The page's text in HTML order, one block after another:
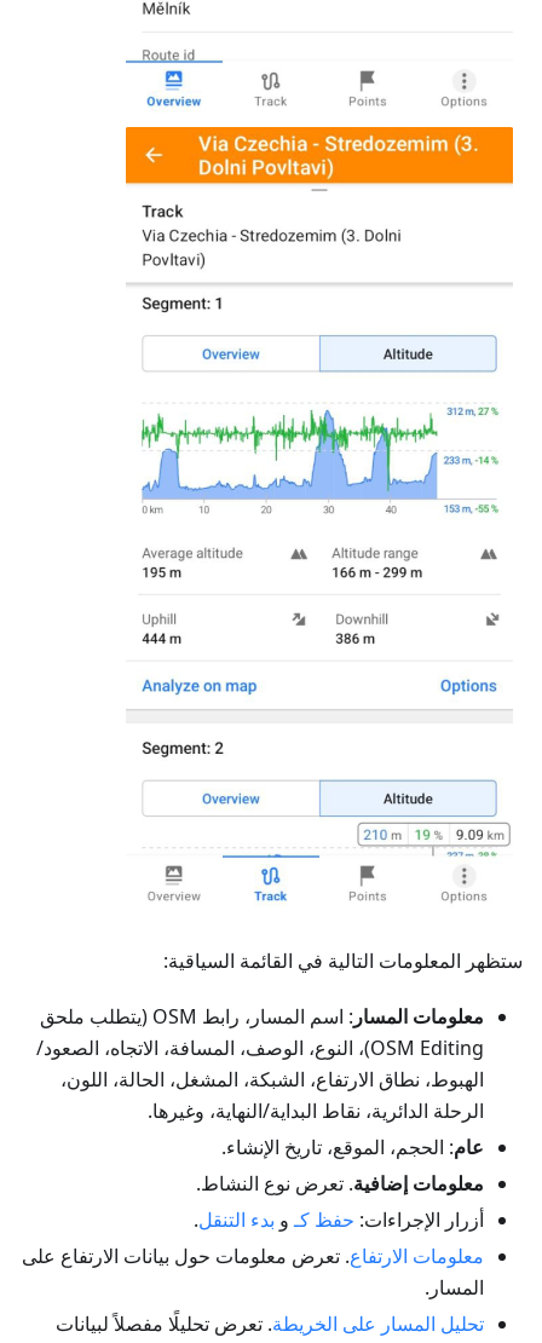
ستظهر المعلومات التالية في القائمة السياقية:
معلومات المسار
: اسم المسار، رابط OSM (يتطلب ملحق
OSM Editing)، النوع، الوصف، المسافة، الاتجاه، الصعود/
الهبوط، نطاق الارتفاع، الشبكة، المشغل، الحالة، اللون،
الرحلة الدائرية، نقاط البداية/النهاية، وغيرها.
عام: الحجم، الموقع، تاريخ الإنشاء.
معلومات إضافية. تعرض نوع النشاط.
أزرار الإجراءات: حفظ كـو بدء التنقل.
معلومات الارتفاع. تعرض معلومات حول بيانات الارتفاع على
المسار.
تحليل المسار على الخريطة. تعرض تحليلًا مفصلاً لبيانات